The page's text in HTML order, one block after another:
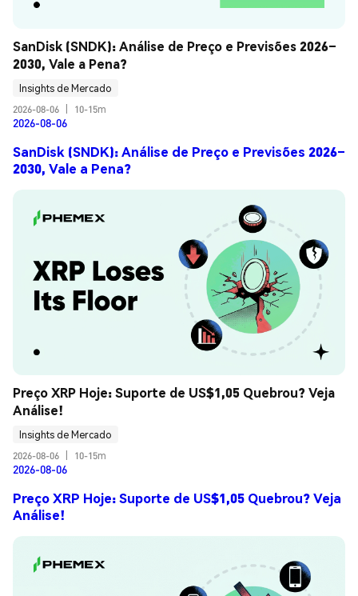
SanDisk (SNDK): Análise de Preço e Previsões 2026–
2030, Vale a Pena?
Insights de Mercado
2026-08-06
10-15m
2026-08-06
SanDisk (SNDK): Análise de Preço e Previsões 2026–
2030, Vale a Pena?
Preço XRP Hoje: Suporte de US$1,05 Quebrou? Veja
Análise!
Insights de Mercado
2026-08-06
10-15m
2026-08-06
Preço XRP Hoje: Suporte de US$1,05 Quebrou? Veja
Análise!